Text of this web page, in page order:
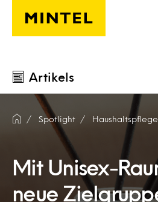
Skip to main content
Artikels
Spotlight Haushaltspflege
Mit Unisex-
neue